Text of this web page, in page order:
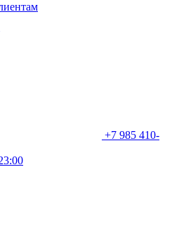
+7 985 410-